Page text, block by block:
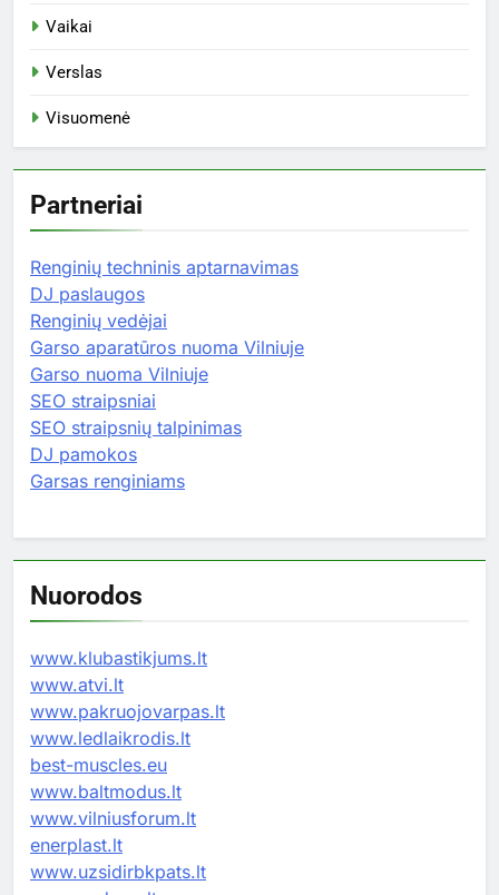
Vaikai
Verslas
Visuomenė
Partneriai
Renginių techninis aptarnavimas
DJ paslaugos
Renginių vedėjai
Garso aparatūros nuoma Vilniuje
Garso nuoma Vilniuje
SEO straipsniai
SEO straipsnių talpinimas
DJ pamokos
Garsas renginiams
Nuorodos
www.klubastikjums.lt
www.atvi.lt
www.pakruojovarpas.lt
www.ledlaikrodis.lt
best-muscles.eu
www.baltmodus.lt
www.vilniusforum.lt
enerplast.lt
www.uzsidirbkpats.lt